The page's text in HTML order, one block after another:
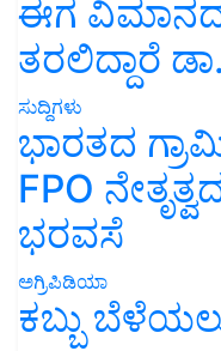
ಈಗ ವಿಮಾನದ
ತರಲಿದ್ದಾರೆ
ಸುದ್ದಿಗಳು
ಭಾರತದ
FPO
ಭರವಸೆ
ಅಗ್ರಿಪಿಡಿಯಾ
ಕಬ್ಬು